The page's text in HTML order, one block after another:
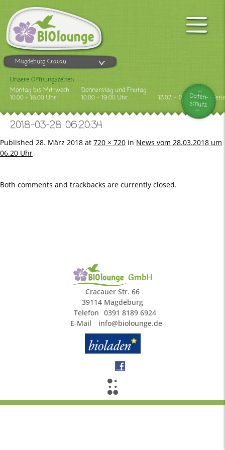
Magdeburg Cracau
Unsere Öffnungszeiten
Montag bis Mittwoch
10.00 - 18.00 Uhr
Donnerstag und Freitag
10.00 - 19.00 Uhr
13.07. - 09.08.2026
Daten-
schutz
2018-03-28 06:20:34
Published 28. März 2018 at 720 × 720 in News vom 28.03.2018 um
06.20 Uhr
Both comments and trackbacks are currently closed.
GmbH
Cracauer Str. 66
39114 Magdeburg
Telefon 0391 8189 6924
E-Mail
info@biolounge.de